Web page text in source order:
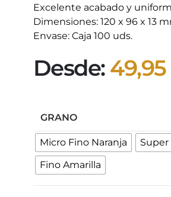
Excelente acabado y
Dimensiones: 120 x 96 x 13
Envase: Caja 100 uds.
Desde: 49,95
GRANO
Micro Fino Naranja Super
Fino Amarilla